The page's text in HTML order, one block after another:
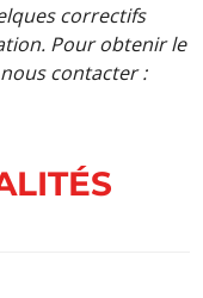
correctifs
Pour obtenir le
contacter :